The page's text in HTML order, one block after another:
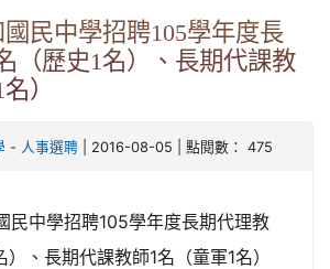
民中學招聘105學年度長
（歷史1名）、長期代課教
）
- 人事選聘| 2016-08-05 | 點閱數： 475
民中學招聘105學年度長期代理教
）、長期代課教師1名（童軍1名）